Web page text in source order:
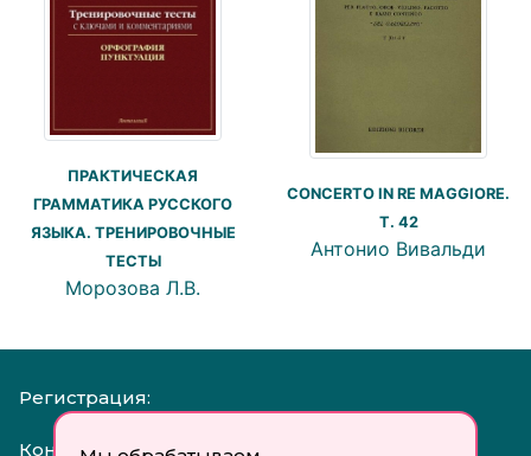
ПРАКТИЧЕСКАЯ
ГРАММАТИКА РУССКОГО
ЯЗЫКА. ТРЕНИРОВОЧНЫЕ
ТЕСТЫ
Морозова Л.В.
CONCERTO IN RE MAGGIORE.
Т. 42
Антонио Вивальди
Регистрация:
Контакты: